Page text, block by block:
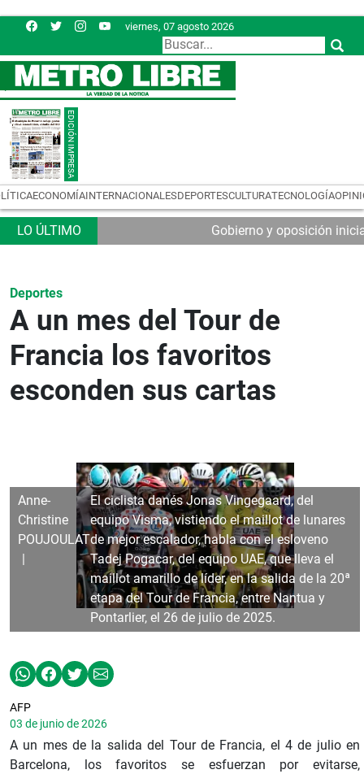
viernes, 07 agosto 2026
ECONOMÍAINTERNACIONALESDEPORTESCULTURATECNOLOGÍA
Gobierno y oposición
Deportes
A un mes del Tour de
Francia los favoritos
esconden sus cartas
El ciclista danés Jonas Vingegaard, del
equipo Visma, vistiendo el maillot de lunares
de mejor escalador, habla con el esloveno
Tadej Pogacar, del equipo UAE, que lleva el
maillot amarillo de líder, en la salida de la 20ª
etapa del Tour de Francia, entre Nantua y
Pontarlier, el 26 de julio de 2025.
Anne-
Christine
POUJOULAT
AFP
03 de junio de 2026
A un mes de la salida del Tour de Francia, el 4 de julio en
Barcelona, los favoritos se esfuerzan por evitarse,